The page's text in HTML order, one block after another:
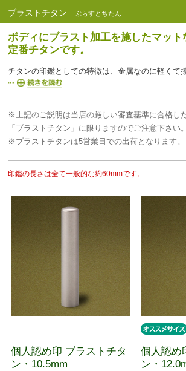
ブラストチタン ぶらすとちたん
ボディにブラスト加工を施したマット
定番チタンです。
※上記のご説明は当店の厳しい審査基準に合格し
「ブラストチタン」に限りますのでご注意下さい。
※ブラストチタンは5営業日での出荷となります。
印鑑の長さは全て一般的な約60mmです。
個人認め印 ブラストチタ
ン・10.5mm
個人認め
ン・